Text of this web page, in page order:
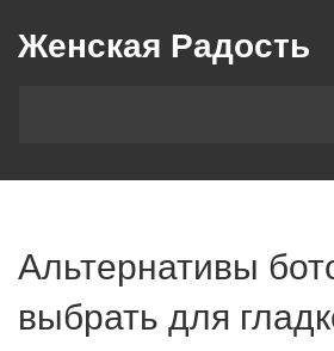
Женская Радость
Альтернативы
выбрать для